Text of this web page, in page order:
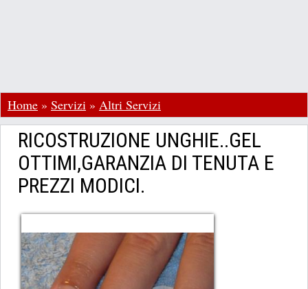
Home » Servizi » Altri Servizi
RICOSTRUZIONE UNGHIE..GEL
OTTIMI,GARANZIA DI TENUTA E
PREZZI MODICI.